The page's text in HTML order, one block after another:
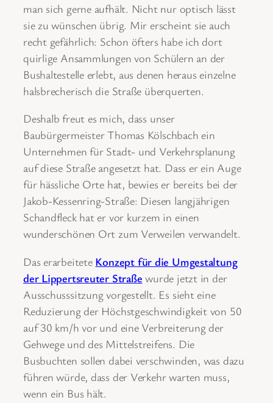
man sich gerne aufhält. Nicht nur optisch lässt
sie zu wünschen übrig. Mir erscheint sie auch
recht gefährlich: Schon öfters habe ich dort
quirlige Ansammlungen von Schülern an der
Bushaltestelle erlebt, aus denen heraus einzelne
halsbrecherisch die Straße überquerten.
Deshalb freut es mich, dass unser
Baubürgermeister Thomas Kölschbach ein
Unternehmen für Stadt- und Verkehrsplanung
auf diese Straße angesetzt hat. Dass er ein Auge
für hässliche Orte hat, bewies er bereits bei der
Jakob-Kessenring-Straße: Diesen langjährigen
Schandfleck hat er vor kurzem in einen
wunderschönen Ort zum Verweilen verwandelt.
Das erarbeitete Konzept für die Umgestaltung
der Lippertsreuter Straße wurde jetzt in der
Ausschusssitzung vorgestellt. Es sieht eine
Reduzierung der Höchstgeschwindigkeit von 50
auf 30 km/h vor und eine Verbreiterung der
Gehwege und des Mittelstreifens. Die
Busbuchten sollen dabei verschwinden, was dazu
führen würde, dass der Verkehr warten muss,
wenn ein Bus hält.